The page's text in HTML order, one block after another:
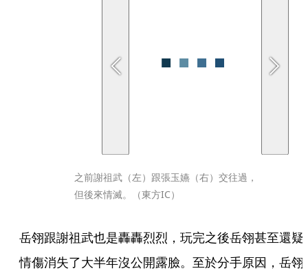
之前謝祖武（左）跟張玉嬿（右）交往過，
但後來情滅。（東方IC）
岳翎跟謝祖武也是轟轟烈烈，玩完之後岳翎甚至還疑
情傷消失了大半年沒公開露臉。至於分手原因，岳翎